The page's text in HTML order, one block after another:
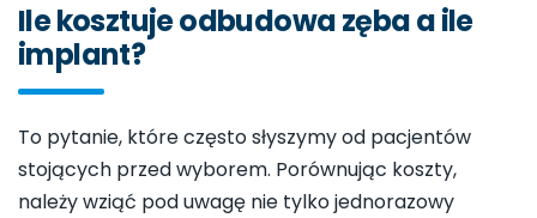
Ile kosztuje odbudowa zęba a ile
implant?
To pytanie, które często słyszymy od pacjentów
stojących przed wyborem. Porównując koszty,
należy wziąć pod uwagę nie tylko jednorazowy